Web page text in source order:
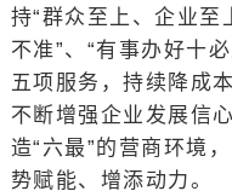
持“群众至上、企业至
不准”、“有事办好十
五项服务，持续降成
不断增强企业发展信
造“六最”的营商环境
势赋能、增添动力。